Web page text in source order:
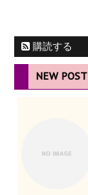
購読する
NEW POST